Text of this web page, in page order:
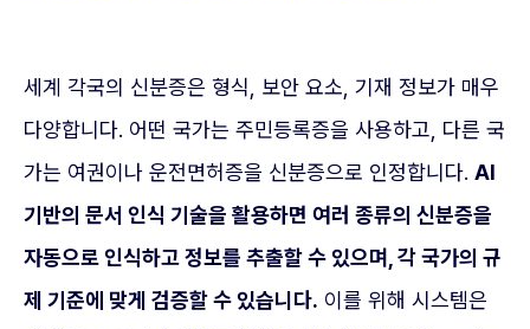
세계 각국의 신분증은 형식, 보안 요소, 기재 정보가 매우
다양합니다. 어떤 국가는 주민등록증을 사용하고, 다른 국
가는 여권이나 운전면허증을 신분증으로 인정합니다. AI
기반의 문서 인식 기술을 활용하면 여러 종류의 신분증을
자동으로 인식하고 정보를 추출할 수 있으며, 각 국가의 규
제 기준에 맞게 검증할 수 있습니다. 이를 위해 시스템은